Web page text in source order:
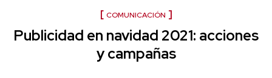
COMUNICACIÓN
Publicidad en navidad 2021: acciones
y campañas